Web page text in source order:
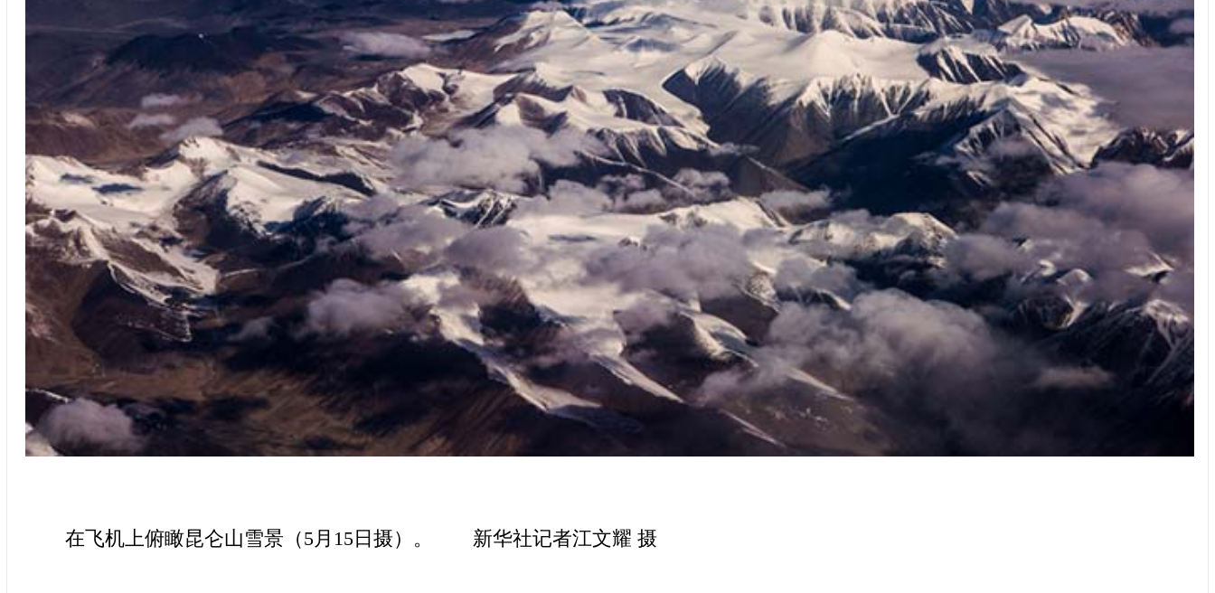
在飞机上俯瞰昆仑山雪景（5月15日摄）。 新华社记者江文耀 摄